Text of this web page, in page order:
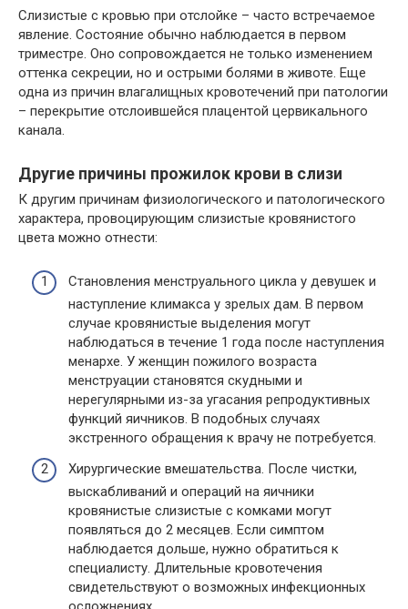
Слизистые с кровью при отслойке – часто встречаемое
явление. Состояние обычно наблюдается в первом
триместре. Оно сопровождается не только изменением
оттенка секреции, но и острыми болями в животе. Еще
одна из причин влагалищных кровотечений при патологии
– перекрытие отслоившейся плацентой цервикального
канала.
Другие причины прожилок крови в слизи
К другим причинам физиологического и патологического
характера, провоцирующим слизистые кровянистого
цвета можно отнести:
Становления менструального цикла у девушек и
наступление климакса у зрелых дам. В первом
случае кровянистые выделения могут
наблюдаться в течение 1 года после наступления
менархе. У женщин пожилого возраста
менструации становятся скудными и
нерегулярными из-за угасания репродуктивных
функций яичников. В подобных случаях
экстренного обращения к врачу не потребуется.
Хирургические вмешательства. После чистки,
выскабливаний и операций на яичники
кровянистые слизистые с комками могут
появляться до 2 месяцев. Если симптом
наблюдается дольше, нужно обратиться к
специалисту. Длительные кровотечения
свидетельствуют о возможных инфекционных